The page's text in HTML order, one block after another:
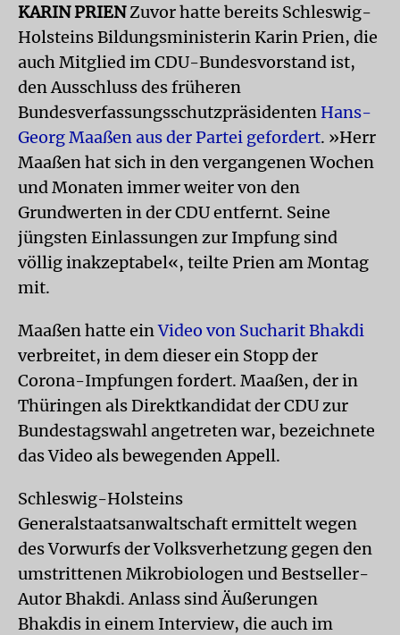
KARIN PRIENZuvor hatte bereits Schleswig-
Holsteins Bildungsministerin Karin Prien, die
auch Mitglied im CDU-Bundesvorstand ist,
den Ausschluss des früheren
Bundesverfassungsschutzpräsidenten Hans-
Georg Maaßen aus der Partei gefordert. »Herr
Maaßen hat sich in den vergangenen Wochen
und Monaten immer weiter von den
Grundwerten in der CDU entfernt. Seine
jüngsten Einlassungen zur Impfung sind
völlig inakzeptabel«, teilte Prien am Montag
mit.
Maaßen hatte einVideo von Sucharit Bhakdi
verbreitet, in dem dieser ein Stopp der
Corona-Impfungen fordert. Maaßen, der in
Thüringen als Direktkandidat der CDU zur
Bundestagswahl angetreten war, bezeichnete
das Video als bewegenden Appell.
Schleswig-Holsteins
Generalstaatsanwaltschaft ermittelt wegen
des Vorwurfs der Volksverhetzung gegen den
umstrittenen Mikrobiologen und Bestseller-
Autor Bhakdi. Anlass sind Äußerungen
Bhakdis in einem Interview, die auch im